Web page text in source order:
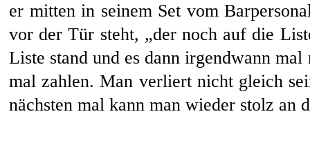
er mitten in seinem Set vom
vor der Tür steht, „der noch auf die
Liste stand und es dann irgendwann
mal zahlen. Man verliert nicht gleich
nächsten mal kann man wieder stolz an